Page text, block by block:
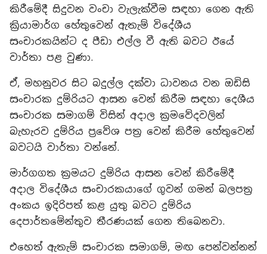
කිරීමේදී සිදුවන වංචා වැලැක්වීම සඳහා ගෙන ඇති
ක්‍රියාමාර්ග හේතුවෙන් ඇතැම් විදේශීය
සංචාරකයින්ට ද පීඩා එල්ල වී ඇති බවට ඊයේ
වාර්තා පළ වුණා.
ඒ, මහනුවර සිට බදුල්ල දක්වා ධාවනය වන ඔඩිසි
සංචාරක දුම්රියට ආසන වෙන් කිරීම සඳහා දෙශීය
සංචාරක සමාගම් විසින් අදාල ක්‍රමවේදවලින්
බැහැරව දුම්රිය ප්‍රවේශ පත්‍ර වෙන් කිරීම හේතුවෙන්
බවටයි වාර්තා වන්නේ.
මාර්ගගත ක්‍රමයට දුම්රිය ආසන වෙන් කිරීමේදී
අදාල විදේශීය සංචාරකයාගේ ගුවන් ගමන් බලපත්‍ර
අංකය ඉදිරිපත් කළ යුතු බවට දුම්රිය
දෙපාර්තමේන්තුව තීරණයක් ගෙන තිබෙනවා.
එහෙත් ඇතැම් සංචාරක සමාගම්, මඟ පෙන්වන්නන්